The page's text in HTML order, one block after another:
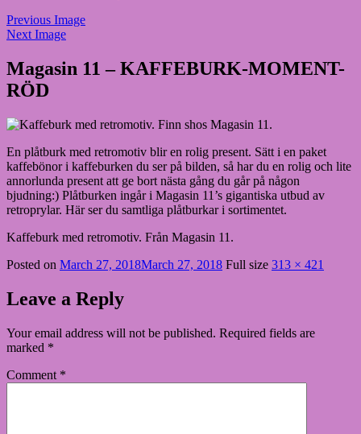
Previous Image
Next Image
Magasin 11 – KAFFEBURK-MOMENT-
RÖD
En plåtburk med retromotiv blir en rolig present. Sätt i en paket
kaffebönor i kaffeburken du ser på bilden, så har du en rolig och lite
annorlunda present att ge bort nästa gång du går på någon
bjudning:) Plåtburken ingår i Magasin 11’s gigantiska utbud av
retroprylar. Här ser du samtliga plåtburkar i sortimentet.
Kaffeburk med retromotiv. Från Magasin 11.
Posted on March 27, 2018March 27, 2018 Full size 313 × 421
Leave a Reply
Your email address will not be published. Required fields are
marked *
Comment *